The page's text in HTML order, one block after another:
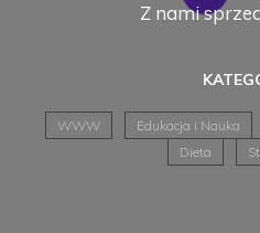
Z nami
WWW Edukacja i Nauka
Dieta